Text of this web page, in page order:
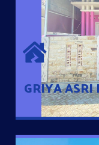
GRIYA ASRI
GRIYA
Desain Modern
Sehingga
dengan Ponsel